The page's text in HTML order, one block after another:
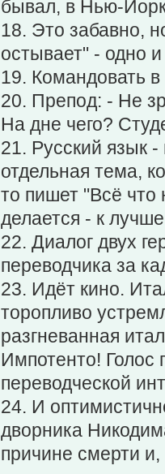
бывал, в Нью-
18. Это забавно,
остывает" - одно
19. Командовать
20. Препoд: - Не
На дне чего?
21. Русский язык
отдельная тема,
то пишет "Всё что
делается - к
22. Диалог двух
переводчика за
23. Идёт кино.
торопливо
разгневанная
Импотенто! Голос
переводческой
24. И
дворника
причине смерти